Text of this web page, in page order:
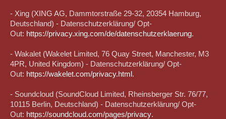
- Xing (XING AG, Dammtorstraße 29-32, 20354 Hamburg,
Deutschland) - Datenschutzerklärung/ Opt-
Out: https://privacy.xing.com/de/datenschutzerklaerung.
- Wakalet (Wakelet Limited, 76 Quay Street, Manchester, M3
4PR, United Kingdom) - Datenschutzerklärung/ Opt-
Out: https://wakelet.com/privacy.html.
- Soundcloud (SoundCloud Limited, Rheinsberger Str. 76/77,
10115 Berlin, Deutschland) - Datenschutzerklärung/ Opt-
Out: https://soundcloud.com/pages/privacy.